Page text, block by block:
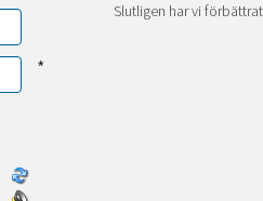
*
Slutligen har vi